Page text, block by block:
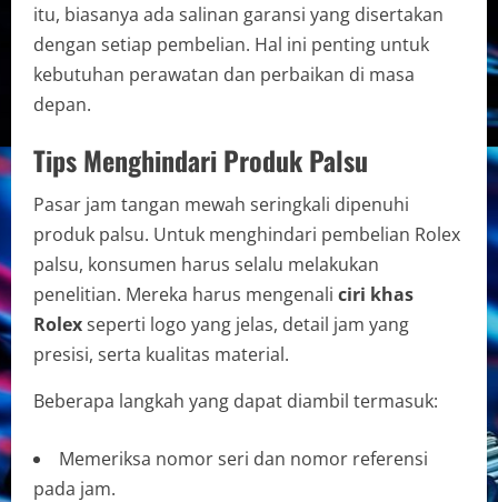
itu, biasanya ada salinan garansi yang disertakan
dengan setiap pembelian. Hal ini penting untuk
kebutuhan perawatan dan perbaikan di masa
depan.
Tips Menghindari Produk Palsu
Pasar jam tangan mewah seringkali dipenuhi
produk palsu. Untuk menghindari pembelian Rolex
palsu, konsumen harus selalu melakukan
penelitian. Mereka harus mengenali ciri khas
Rolexseperti logo yang jelas, detail jam yang
presisi, serta kualitas material.
Beberapa langkah yang dapat diambil termasuk:
Memeriksa nomor seri dan nomor referensi
pada jam.